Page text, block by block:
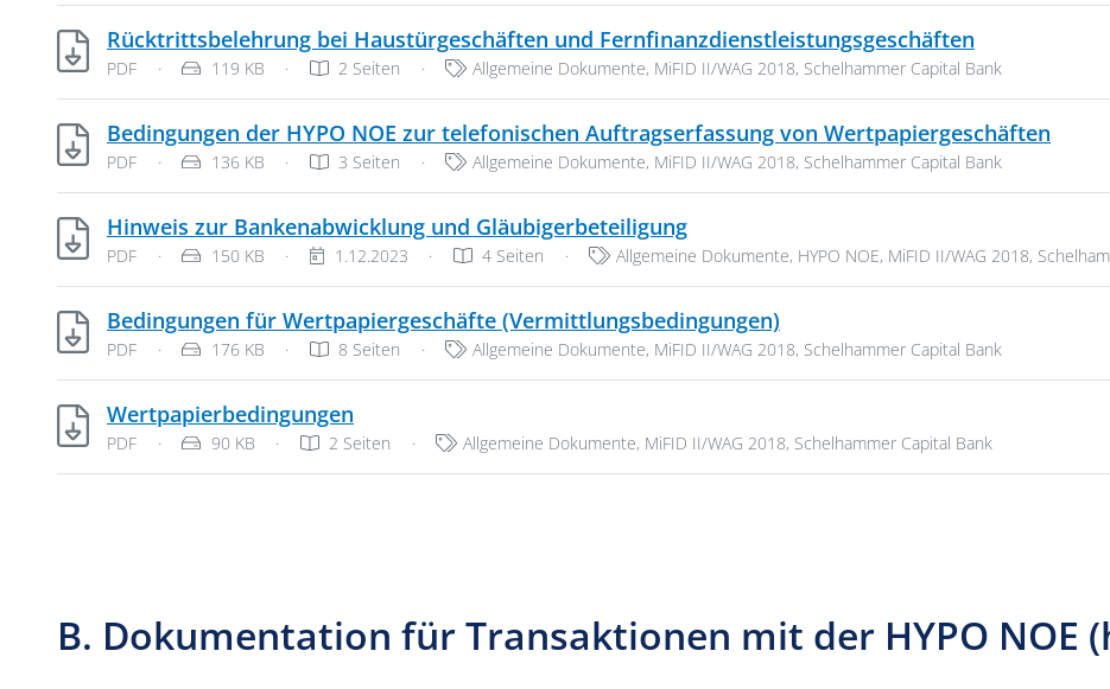
Rücktrittsbelehrung bei Haustürgeschäften und Fernfinanzdienstleistungsgeschäften
Dateityp: PDF-Dokument
PDF · Dateigröße:
119 KB · 2 Seiten · Kategorien:
Allgemeine Dokumente, MiFID II/WAG 2018, Schelhammer Capital Bank
Bedingungen der HYPO NOE zur telefonischen Auftragserfassung von Wertpapiergeschäften
Dateityp: PDF-Dokument
PDF · Dateigröße:
136 KB · 3 Seiten · Kategorien:
Allgemeine Dokumente, MiFID II/WAG 2018, Schelhammer Capital Bank
Hinweis zur Bankenabwicklung und GläubigerbeteiligungPDF, 150 KB
Dateityp: PDF-Dokument
PDF · Dateigröße:
150 KB · Veröffentlichungsdatum:
1.12.2023 · 4 Seiten · Kategorien:
Allgemeine Dokumente, HYPO NOE, MiFID II/WAG 2018,
Bedingungen für Wertpapiergeschäfte (Vermittlungsbedingungen)
Dateityp: PDF-Dokument
PDF · Dateigröße:
176 KB · 8 Seiten · Kategorien:
Allgemeine Dokumente, MiFID II/WAG 2018, Schelhammer Capital Bank
Wertpapierbedingungen
Dateityp: PDF-Dokument
PDF · Dateigröße:
90 KB · 2 Seiten · Kategorien:
Allgemeine Dokumente, MiFID II/WAG 2018, Schelhammer Capital Bank
B. Dokumentation für Transaktionen mit der HYPO NOE